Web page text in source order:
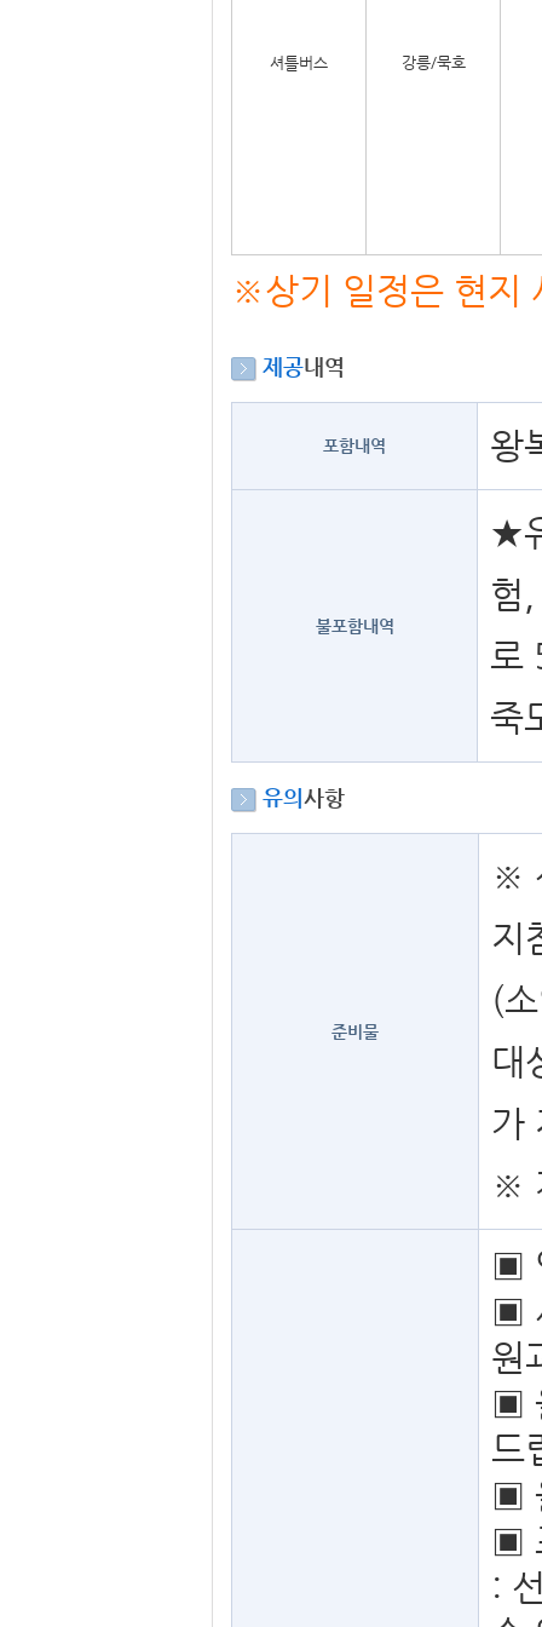
셔틀버스 강릉/묵호
※상기 일정은 현지
제공내역
포함내역 왕
불포함내역
★
험
로
죽
유의 사항
준비물
※
지
(
대
가
※
▣
▣
원
▣
드
▣
▣
: